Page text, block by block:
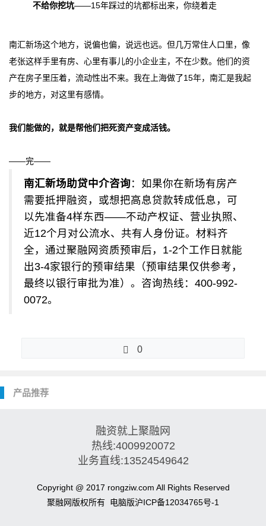
不给你挖坑——15年踩过的坑都标出来，你绕着走
南汇新场这个地方，说偏也偏，说远也远。但几万常住人口里，像
老张这样手里有房、心里有事儿的小企业主，不在少数。他们的资
产在房子里压着，流动性出不来。我在上海做了15年，南汇是我起
步的地方，对这里有感情。
我们能做的，就是帮他们把死资产变成活钱。
——完——
南汇新场助贷中介咨询：如果你在新场有房产
需要抵押融资，或想把高息贷款转成低息，可
以先准备4样东西——不动产权证、营业执照、
近12个月对公流水、共有人身份证。材料齐
全，通过聚融网资质预审后，1-2个工作日就能
出3-4家银行的预审结果（预审结果仅供参考，
最终以银行审批为准）。咨询热线：400-992-
0072。
0
产品推荐
融资就上聚融网
热线:4009920072
业务直线:13524549642
Copyright @ 2017 rongziw.com All Rights Reserved
聚融网版权所有 电脑版沪ICP备12034765号-1